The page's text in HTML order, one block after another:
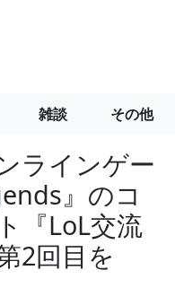
雑談 その他
ラインゲー
』のコ
『LoL交流
2回目を